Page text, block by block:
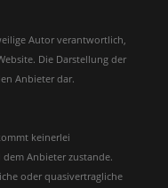
Autor verantwortlich,
Die Darstellung der
Anbieter dar.
keinerlei
Anbieter zustande.
oder quasivertragliche